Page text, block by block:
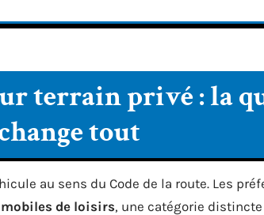
terrain privé : la
tout
au sens du Code de la route. Les
de loisirs, une catégorie